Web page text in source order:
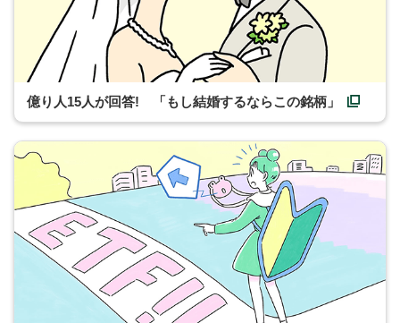
億り人15人が回答! 「もし結婚するならこの銘柄」